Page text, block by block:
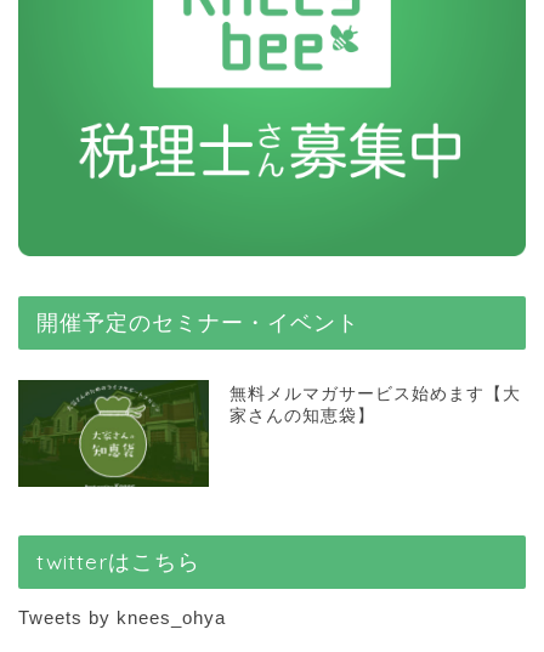
開催予定のセミナー・イベント
無料メルマガサービス始めます【大
家さんの知恵袋】
twitterはこちら
Tweets by knees_ohya